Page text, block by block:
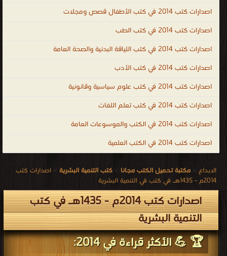
اصدارات كتب 2014 في كتب الأطفال قصص ومجلات
اصدارات كتب 2014 في كتب الطب
اصدارات كتب 2014 في كتب اللياقة البدنية والصحة العامة
اصدارات كتب 2014 في كتب الأدب
اصدارات كتب 2014 في كتب علوم سياسية وقانونية
اصدارات كتب 2014 في كتب تعلم اللغات
اصدارات كتب 2014 في الكتب والموسوعات العامة
اصدارات كتب 2014 في الكتب العلمية
الابداع > مكتبة تحميل الكتب مجانا > كتب التنمية البشرية > اصدارات كتب
2014م - 1435هـ في كتب في التنمية البشرية
اصدارات كتب 2014م - 1435هـ في كتب
التنمية البشرية
🏆 💪 الأكثر قراءة في 2014: